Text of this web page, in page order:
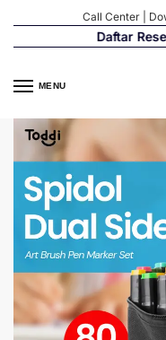
Call Center
Daftar
MENU